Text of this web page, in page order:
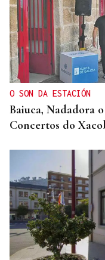
O SON DA ESTACIÓN
Baiuca, Nadadora
Concertos do